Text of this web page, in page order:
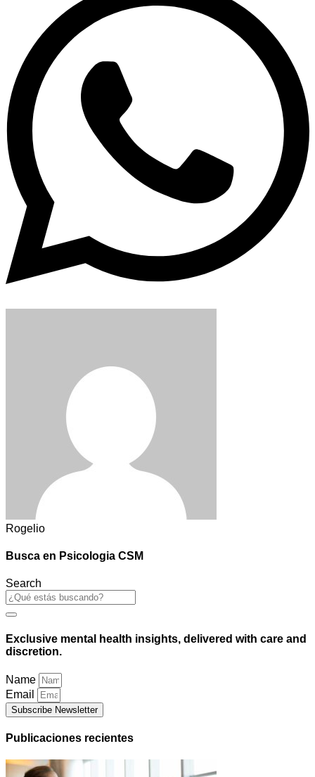
Rogelio
Busca en Psicologia CSM
Search
Exclusive mental health insights, delivered with care and
discretion.
Name
Email
Subscribe Newsletter
Publicaciones recientes